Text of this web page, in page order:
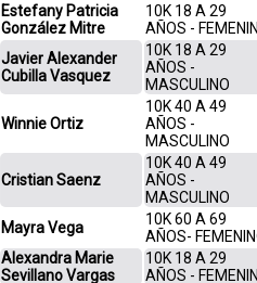
Estefany Patricia
González Mitre
10K 18 A 29
AÑOS -
Javier Alexander
Cubilla Vasquez
10K 18 A 29
AÑOS -
MASCULINO
Winnie Ortiz
10K 40 A 49
AÑOS -
MASCULINO
Cristian Saenz
10K 40 A 49
AÑOS -
MASCULINO
Mayra Vega
10K 60 A 69
AÑOS-
Alexandra Marie
Sevillano Vargas
10K 18 A 29
AÑOS -